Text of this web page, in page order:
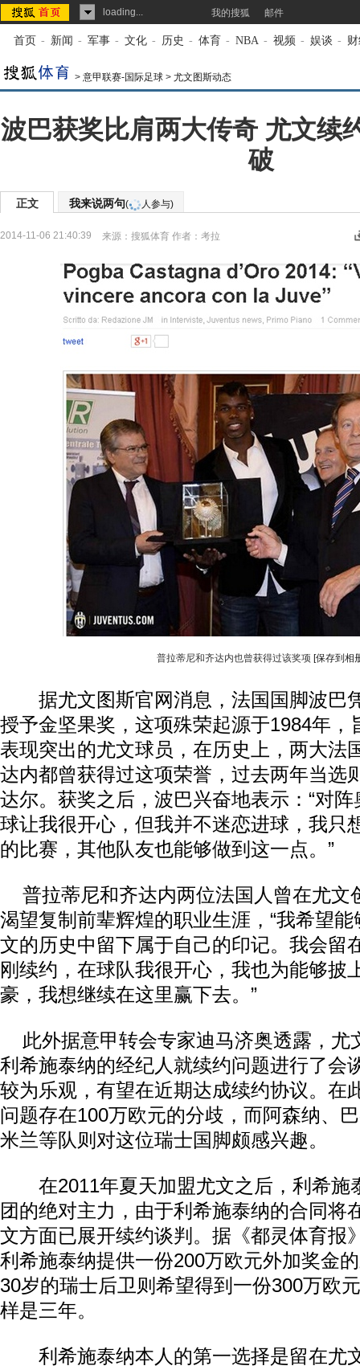
loading... 我的搜狐 邮件
首页 - 新闻 - 军事 - 文化 - 历史 - 体育 - NBA - 视频 - 娱谈 -
> 意甲联赛-国际足球 > 尤文图斯动态
波巴获奖比肩两大传奇 尤文续
破
正文 我来说两句( 人参与)
2014-11-06 21:40:39 来源： 搜狐体育 作者：考拉
普拉蒂尼和齐达内也曾获得过该奖项 [保存到相
据尤文图斯官网消息，法国国脚波巴
授予金坚果奖，这项殊荣起源于1984年，
表现突出的尤文球员，在历史上，两大法
达内都曾获得过这项荣誉，过去两年当选
达尔。获奖之后，波巴兴奋地表示：“对
球让我很开心，但我并不迷恋进球，我只
的比赛，其他队友也能够做到这一点。”
普拉蒂尼和齐达内两位法国人曾在尤文
渴望复制前辈辉煌的职业生涯，“我希望
文的历史中留下属于自己的印记。我会留
刚续约，在球队我很开心，我也为能够披
豪，我想继续在这里赢下去。”
此外据意甲转会专家迪马济奥透露，尤
利希施泰纳的经纪人就续约问题进行了会
较为乐观，有望在近期达成续约协议。在
问题存在100万欧元的分歧，而阿森纳、
米兰等队则对这位瑞士国脚颇感兴趣。
在2011年夏天加盟尤文之后，利希施
团的绝对主力，由于利希施泰纳的合同将
文方面已展开续约谈判。据《都灵体育报
利希施泰纳提供一份200万欧元外加奖金
30岁的瑞士后卫则希望得到一份300万欧
样是三年。
利希施泰纳本人的第一选择是留在尤